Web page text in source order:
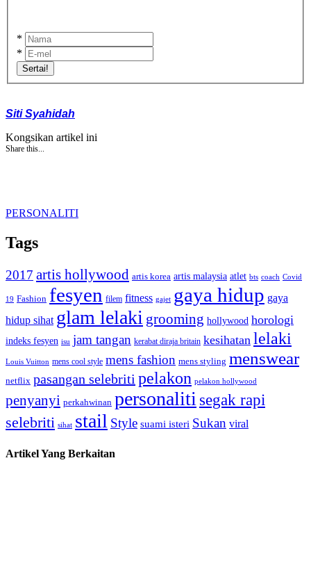
*
*
Sertai!
Siti Syahidah
Kongsikan artikel ini
Share this...
PERSONALITI
Tags
2017 artis hollywood artis korea artis malaysia atlet bts coach Covid
19 Fashion fesyen filem fitness gajet gaya hidup gaya
hidup sihat glam lelaki grooming hollywood horologi
indeks fesyen isu jam tangan kerabat diraja britain kesihatan lelaki
Louis Vuitton mens cool style mens fashion mens styling menswear
netflix pasangan selebriti pelakon pelakon hollywood
penyanyi perkahwinan personalitisegak rapi
selebriti sihat stail Style suami isteri Sukan viral
Artikel Yang Berkaitan